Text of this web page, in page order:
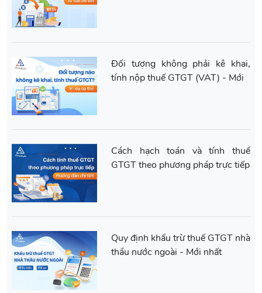
Đối tượng không phải kê khai,
tính nộp thuế GTGT (VAT) - Mới
Cách hạch toán và tính thuế
GTGT theo phương pháp trực tiếp
Quy định khấu trừ thuế GTGT nhà
thầu nước ngoài - Mới nhất